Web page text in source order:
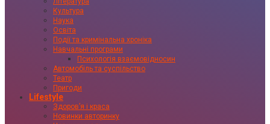
Культура
Наука
Освіта
Події та кримінальна хроніка
Навчальні програми
Психологія взаємовідносин
Автомобіль та суспільство
Театр
Пригоди
Lifestyle
Здоровʼя і краса
Новинки авторинку